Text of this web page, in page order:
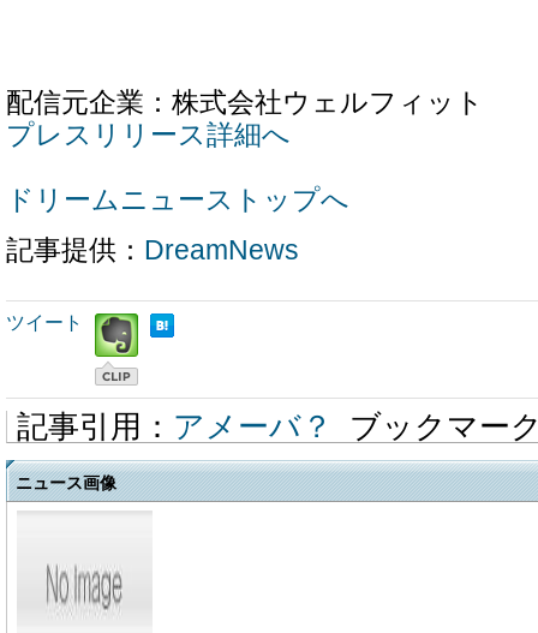
配信元企業：株式会社ウェルフィット
プレスリリース詳細へ
ドリームニューストップへ
記事提供： DreamNews
ツイート
記事引用： アメーバ？ ブックマー
ニュース画像